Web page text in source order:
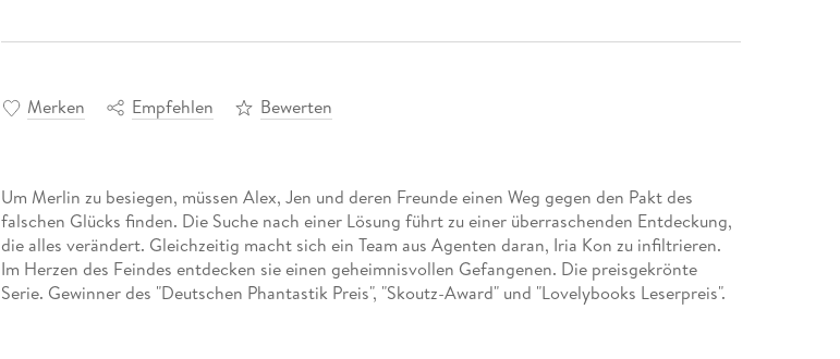
Merken Empfehlen Bewerten
Um Merlin zu besiegen, müssen Alex, Jen und deren Freunde einen Weg gegen den Pakt des
falschen Glücks finden. Die Suche nach einer Lösung führt zu einer überraschenden Entdeckung,
die alles verändert. Gleichzeitig macht sich ein Team aus Agenten daran, Iria Kon zu infiltrieren.
Im Herzen des Feindes entdecken sie einen geheimnisvollen Gefangenen. Die preisgekrönte
Serie. Gewinner des "Deutschen Phantastik Preis", "Skoutz-Award" und "Lovelybooks Leserpreis".